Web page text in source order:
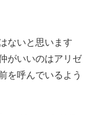
ないと思います
がいいのはアリゼ
を呼んでいるよう